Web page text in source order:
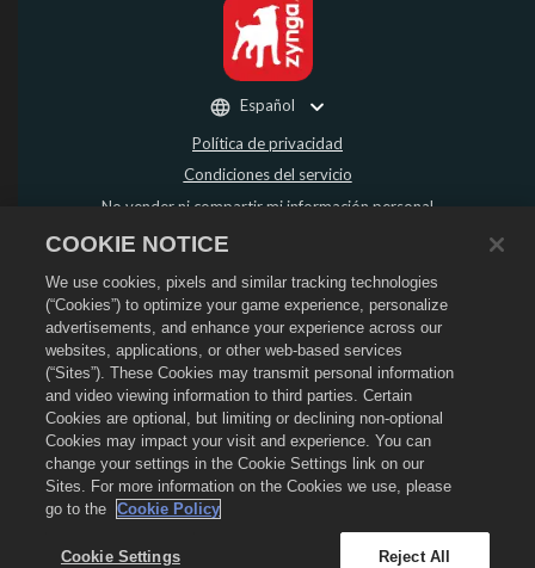
Política de privacidad
Condiciones del servicio
No vender ni compartir mi información personal
Política de reembolso
Asistencia de la tienda
Asistencia del juego
Configuración de cookies
© 2026Social Point S.L. Dragon City y el logo de Dragon City son marcas
registradas de Social Point S.L. Reservados todos los derechos. La tienda de
Dragon City está gestionada por Zynga, Inc. Ofertas válidas solo dentro del
juego de Dragon City. La disponibilidad y el precio de las ofertas varían según
la región.
Español
COOKIE NOTICE
We use cookies, pixels and similar tracking technologies
(“Cookies”) to optimize your game experience, personalize
advertisements, and enhance your experience across our
websites, applications, or other web-based services
(“Sites”). These Cookies may transmit personal information
and video viewing information to third parties. Certain
Cookies are optional, but limiting or declining non-optional
Cookies may impact your visit and experience. You can
change your settings in the Cookie Settings link on our
Sites. For more information on the Cookies we use, please
go to the
Cookie Policy
Cookie Settings Reject All